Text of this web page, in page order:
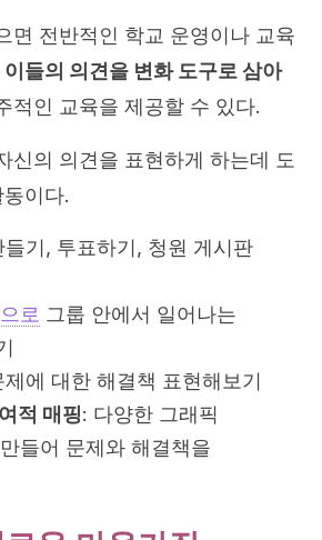
면 전반적인 학교 운영이나 교육
이들의 의견을 변화 도구로 삼아
적인 교육을 제공할 수 있다.
신의 의견을 표현하게 하는데 도
이다.
기, 투표하기, 청원 게시판
로 그룹 안에서 일어나는
제에 대한 해결책 표현해보기
적 매핑: 다양한 그래픽
들어 문제와 해결책을